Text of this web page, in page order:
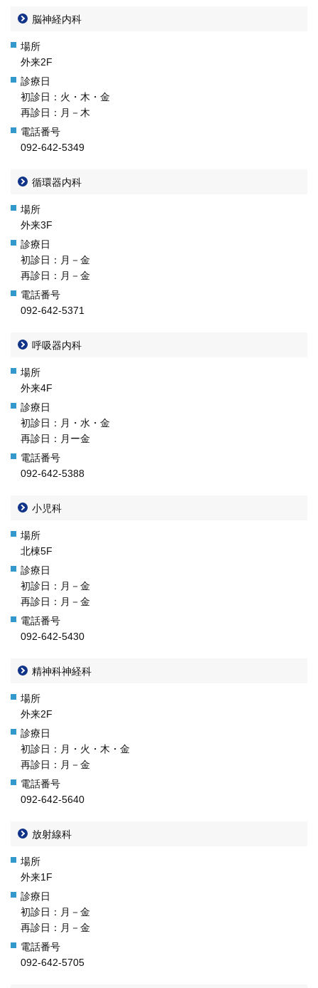
脳神経内科
外来2F
初診日：火・木・金
再診日：月－木
092-642-5349
循環器内科
外来3F
初診日：月－金
再診日：月－金
092-642-5371
呼吸器内科
外来4F
初診日：月・水・金
再診日：月ー金
092-642-5388
小児科
北棟5F
初診日：月－金
再診日：月－金
092-642-5430
精神科神経科
外来2F
初診日：月・火・木・金
再診日：月－金
092-642-5640
放射線科
外来1F
初診日：月－金
再診日：月－金
092-642-5705